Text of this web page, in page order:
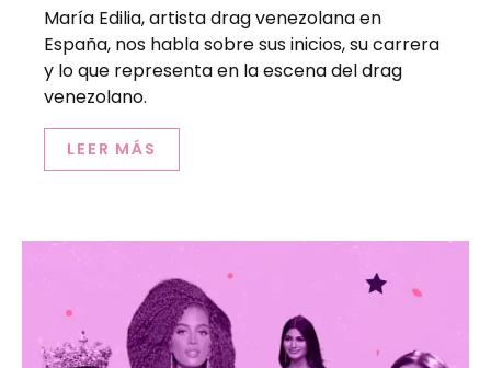
María Edilia, artista drag venezolana en
España, nos habla sobre sus inicios, su carrera
y lo que representa en la escena del drag
venezolano.
LEER MÁS